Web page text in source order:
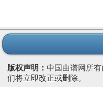
版权声明： 中国曲谱网所
们将立即改正或删除。